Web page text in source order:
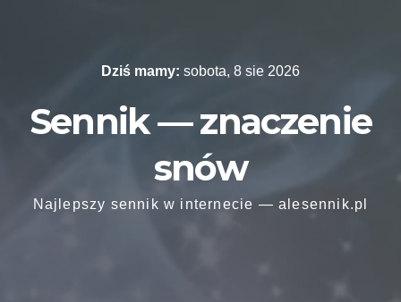
Dziś mamy: sobota, 8 sie 2026
Sennik — znaczenie
snów
Najlepszy sennik w internecie — alesennik.pl